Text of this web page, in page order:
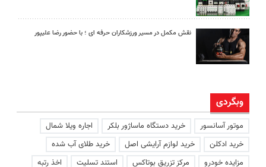
نقش مکمل در مسیر ورزشکاران حرفه ای ؛ با حضور رضا علیپور
وبگردی
موتور آسانسور خرید دستگاه ماساژور بلکر
اجاره ویلا شمال
خرید ادکلن
خرید لوازم آرایشی اصل
خرید طلای آب شده
مزایده خودرو
مرکز تزریق بوتاکس استند تسلیت
اخذ رتبه